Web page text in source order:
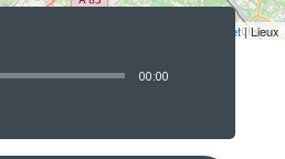
Leaflet| Lieux
00:00